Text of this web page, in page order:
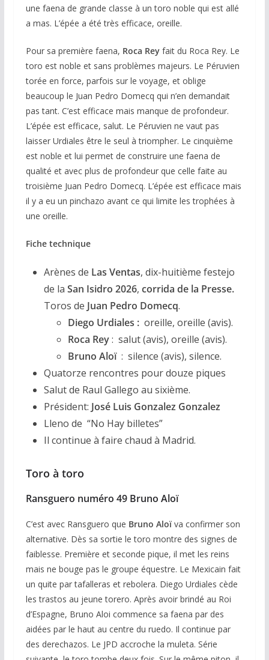
une faena de grande classe à un toro noble qui est allé
a mas. L’épée a été très efficace, oreille.
Pour sa première faena, Roca Reyfait du Roca Rey. Le
toro est noble et sans problèmes majeurs. Le Péruvien
torée en force, parfois sur le voyage, et oblige
beaucoup le Juan Pedro Domecq qui n’en demandait
pas tant. C’est efficace mais manque de profondeur.
L’épée est efficace, salut. Le Péruvien ne vaut pas
laisser Urdiales être le seul à triompher. Le cinquième
est noble et lui permet de construire une faena de
qualité et avec plus de profondeur que celle faite au
troisième Juan Pedro Domecq. L’épée est efficace mais
il y a eu un pinchazo avant ce qui limite les trophées à
une oreille.
Fiche technique
Arènes de Las Ventas, dix-huitième festejo
de la San Isidro 2026, corrida de la Presse.
Toros de Juan Pedro Domecq.
Diego Urdiales : oreille, oreille (avis).
Roca Rey: salut (avis), oreille (avis).
Bruno Aloï : silence (avis), silence.
Quatorze rencontres pour douze piques
Salut de Raul Gallego au sixième.
Président: José Luis Gonzalez Gonzalez
Lleno de “No Hay billetes”
Il continue à faire chaud à Madrid.
Toro à toro
Ransguero numéro 49 Bruno Aloï
C’est avec Ransguero que Bruno Aloïva confirmer son
alternative. Dès sa sortie le toro montre des signes de
faiblesse. Première et seconde pique, il met les reins
mais ne bouge pas le groupe équestre. Le Mexicain fait
un quite par tafalleras et rebolera. Diego Urdiales cède
les trastos au jeune torero. Après avoir brindé au Roi
d’Espagne, Bruno Aloi commence sa faena par des
aidées par le haut au centre du ruedo. Il continue par
des derechazos. Le JPD accroche la muleta. Série